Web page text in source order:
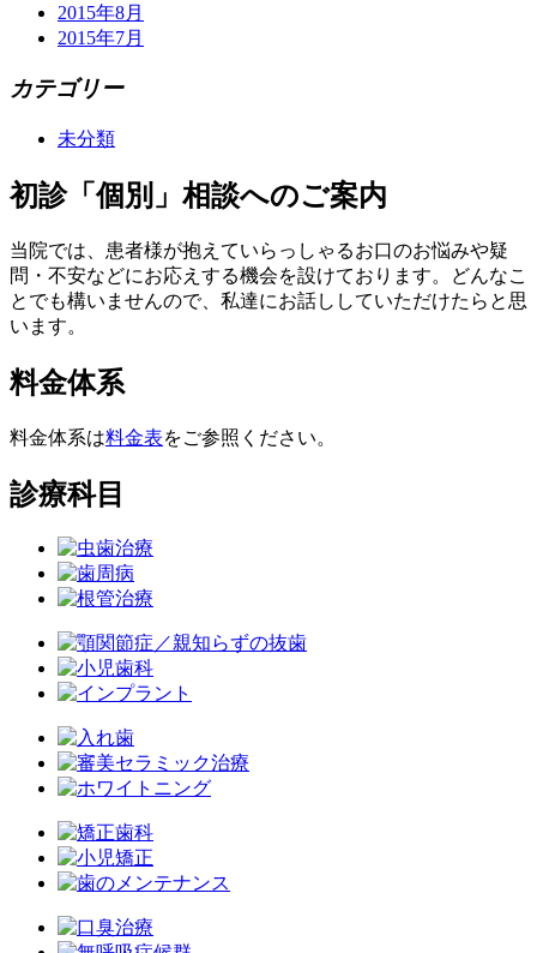
2015年8月
2015年7月
カテゴリー
未分類
初診「個別」相談へのご案内
当院では、患者様が抱えていらっしゃるお口のお悩みや疑
問・不安などにお応えする機会を設けております。どんなこ
とでも構いませんので、私達にお話ししていただけたらと思
います。
料金体系
料金体系は料金表をご参照ください。
診療科目